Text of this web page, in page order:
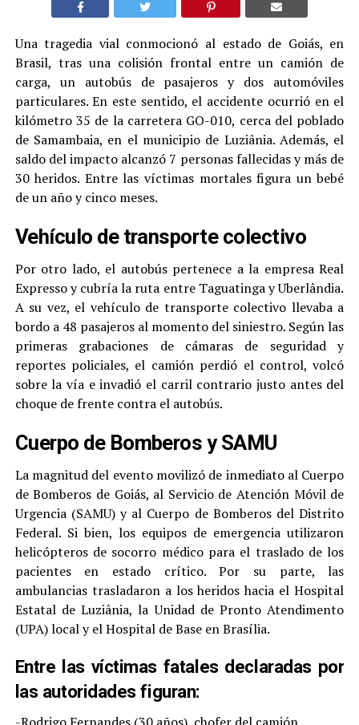
Una tragedia vial conmocionó al estado de Goiás, en
Brasil, tras una colisión frontal entre un camión de
carga, un autobús de pasajeros y dos automóviles
particulares. En este sentido, el accidente ocurrió en el
kilómetro 35 de la carretera GO-010, cerca del poblado
de Samambaia, en el municipio de Luziânia. Además, el
saldo del impacto alcanzó 7 personas fallecidas y más de
30 heridos. Entre las víctimas mortales figura un bebé
de un año y cinco meses.
Vehículo de transporte colectivo
Por otro lado, el autobús pertenece a la empresa Real
Expresso y cubría la ruta entre Taguatinga y Uberlândia.
A su vez, el vehículo de transporte colectivo llevaba a
bordo a 48 pasajeros al momento del siniestro. Según las
primeras grabaciones de cámaras de seguridad y
reportes policiales, el camión perdió el control, volcó
sobre la vía e invadió el carril contrario justo antes del
choque de frente contra el autobús.
Cuerpo de Bomberos y SAMU
La magnitud del evento movilizó de inmediato al Cuerpo
de Bomberos de Goiás, al Servicio de Atención Móvil de
Urgencia (SAMU) y al Cuerpo de Bomberos del Distrito
Federal. Si bien, los equipos de emergencia utilizaron
helicópteros de socorro médico para el traslado de los
pacientes en estado crítico. Por su parte, las
ambulancias trasladaron a los heridos hacia el Hospital
Estatal de Luziânia, la Unidad de Pronto Atendimento
(UPA) local y el Hospital de Base en Brasília.
Entre las víctimas fatales declaradas por
las autoridades figuran: